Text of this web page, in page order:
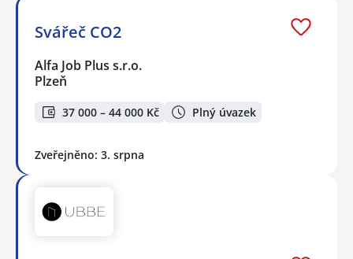
Svářeč CO2
Alfa Job Plus s.r.o.
Plzeň
37 000 – 44 000 Kč Plný úvazek
Zveřejněno: 3. srpna